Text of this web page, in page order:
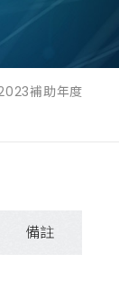
補助年度
備註